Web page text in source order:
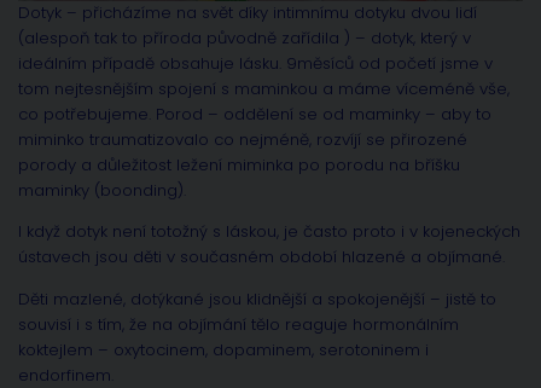
Dotyk – přicházíme na svět díky intimnímu dotyku dvou lidí
(alespoň tak to příroda původně zařídila ) – dotyk, který v
ideálním případě obsahuje lásku. 9měsíců od početí jsme v
tom nejtesnějším spojení s maminkou a máme víceméně vše,
co potřebujeme. Porod – oddělení se od maminky – aby to
miminko traumatizovalo co nejméně, rozvíjí se přirozené
porody a důležitost ležení miminka po porodu na bříšku
maminky (boonding).
I když dotyk není totožný s láskou, je často proto i v kojeneckých
ústavech jsou děti v současném období hlazené a objímané.
Děti mazlené, dotýkané jsou klidnější a spokojenější – jistě to
souvisí i s tím, že na objímání tělo reaguje hormonálním
koktejlem – oxytocinem, dopaminem, serotoninem i
endorfinem.